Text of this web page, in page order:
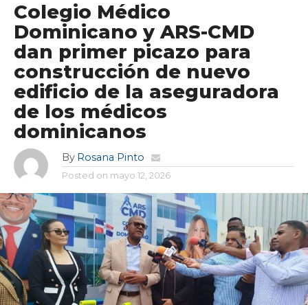
Colegio Médico
Dominicano y ARS-CMD
dan primer picazo para
construcción de nuevo
edificio de la aseguradora
de los médicos
dominicanos
By Rosana Pinto
Posted on mayo 12, 2026